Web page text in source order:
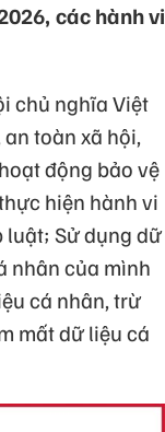
các hành vi
chủ nghĩa Việt
toàn xã hội,
động bảo vệ
hiện hành vi
luật; Sử dụng dữ
nhân của mình
cá nhân, trừ
mất dữ liệu cá